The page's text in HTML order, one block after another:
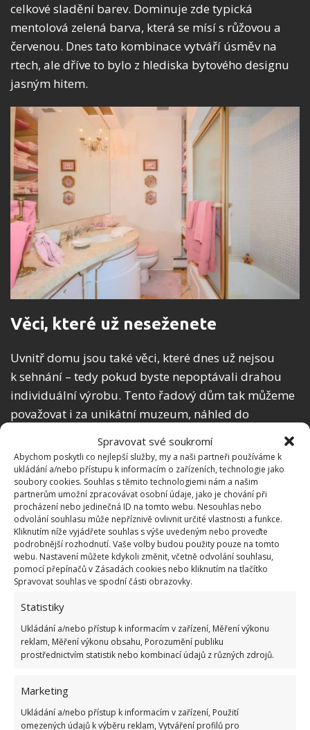
Spravovat své soukromí
Abychom poskytli co nejlepší služby, my a naši partneři používáme k
ukládání a/nebo přístupu k informacím o zařízeních, technologie jako
soubory cookies. Souhlas s těmito technologiemi nám a našim
partnerům umožní zpracovávat osobní údaje, jako je chování při
procházení nebo jedinečná ID na tomto webu. Nesouhlas nebo
odvolání souhlasu může nepříznivě ovlivnit určité vlastnosti a funkce.
Kliknutím níže vyjádřete souhlas s výše uvedeným nebo proveďte
podrobnější rozhodnutí. Vaše volby budou použity pouze na tomto
webu. Nastavení můžete kdykoli změnit, včetně odvolání souhlasu,
pomocí přepínačů v Zásadách cookies nebo kliknutím na tlačítko
Spravovat souhlas ve spodní části obrazovky.
Statistiky
Ukládání a/nebo přístup k informacím v zařízení, Měření výkonu
reklam, Měření výkonu obsahu, Porozumění publiku
prostřednictvím statistik nebo kombinací údajů z různých zdrojů.
Marketing
Ukládání a/nebo přístup k informacím v zařízení, Použití
omezených údajů k výběru reklam, Vytváření profilů pro
celkové sladění barev. Dominuje zde typická
mentolová zelená barva, která se mísí s růžovou a
červenou. Dnes tato kombinace vytváří úsměv na
rtech, ale dříve to bylo z hlediska bytového designu
jasným hitem.
Věci, které už neseženete
Uvnitř domu jsou také věci, které dnes už nejsou
k sehnání – tedy pokud byste nepoptávali drahou
individuální výrobu. Tento řadový dům tak můžeme
považovat i za unikátní muzeum, náhled do
lidé žili. A nutno říci, že to rozhodně nebylo tak
strohé a sterilní, jako je tomu právě v dnešní době.
Skvělé místo i pro relaxaci